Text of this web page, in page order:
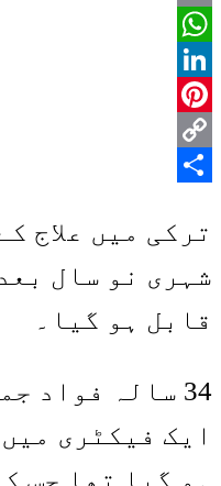
Email
WhatsApp
LinkedIn
Pinterest
Copy
ترکی میں علاج
شہری نو سال
قابل ہو گیا۔
34 سالہ فواد
ایک فیکٹری
ہو گیا تھا جس